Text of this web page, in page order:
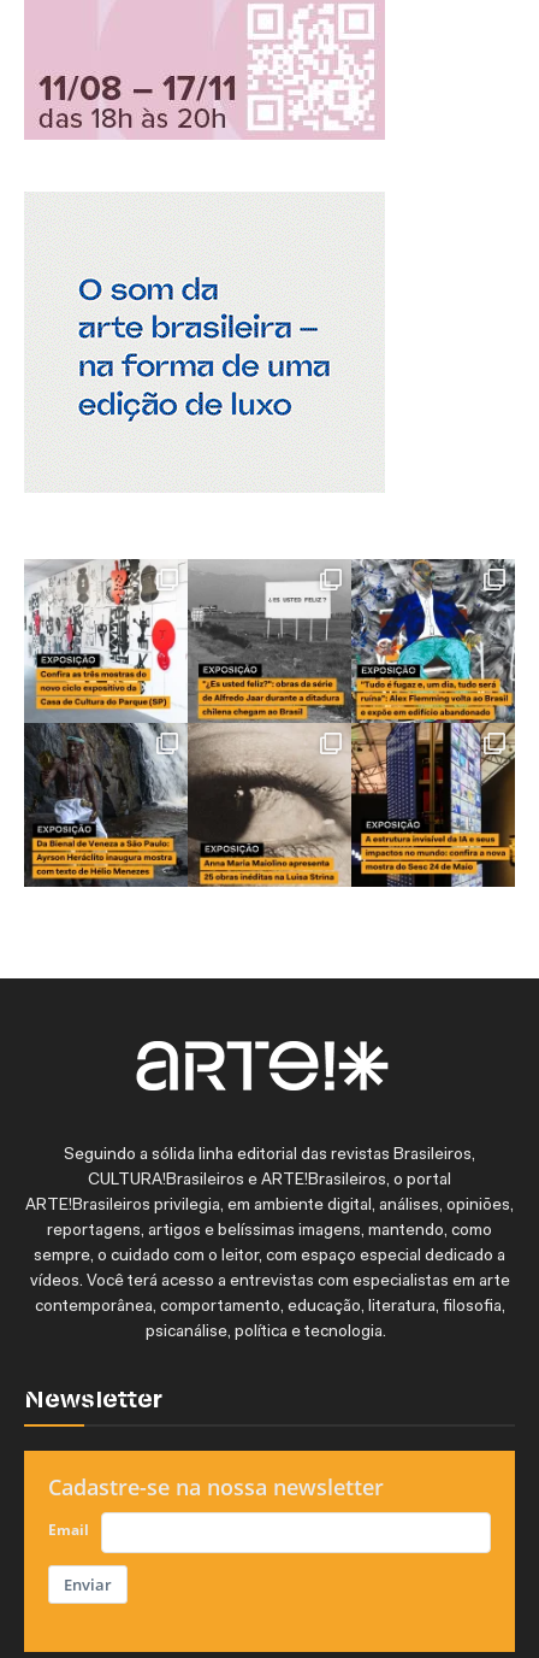
Seguindo a sólida linha editorial das revistas Brasileiros,
CULTURA!Brasileiros e ARTE!Brasileiros, o portal
ARTE!Brasileiros privilegia, em ambiente digital, análises, opiniões,
reportagens, artigos e belíssimas imagens, mantendo, como
sempre, o cuidado com o leitor, com espaço especial dedicado a
vídeos. Você terá acesso a entrevistas com especialistas em arte
contemporânea, comportamento, educação, literatura, filosofia,
psicanálise, política e tecnologia.
Newsletter
Cadastre-se na nossa newsletter
Email
Enviar